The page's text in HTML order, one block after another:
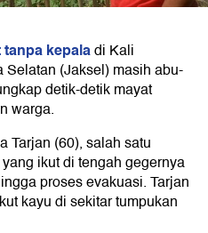
tanpa kepaladi Kali
(Jaksel) masih abu-
detik-detik mayat
warga.
Tarjan (60), salah satu
ikut di tengah gegernya
proses evakuasi. Tarjan
kayu di sekitar tumpukan